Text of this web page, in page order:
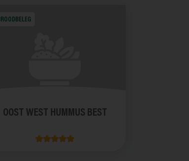
OOST WEST HUMMUS BEST